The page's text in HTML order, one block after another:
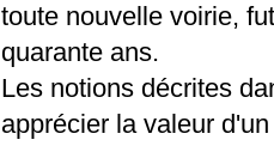
toute nouvelle voirie,
quarante ans.
Les notions décrites
apprécier la valeur